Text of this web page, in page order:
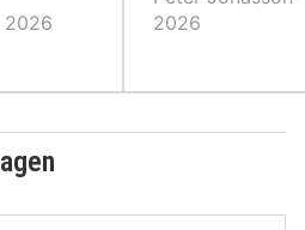
2026
2026